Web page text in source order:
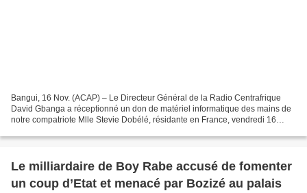
Bangui, 16 Nov. (ACAP) – Le Directeur Général de la Radio Centrafrique
David Gbanga a réceptionné un don de matériel informatique des mains de
notre compatriote Mlle Stevie Dobélé, résidante en France, vendredi 16
Le milliardaire de Boy Rabe accusé de fomenter
un coup d’Etat et menacé par Bozizé au palais